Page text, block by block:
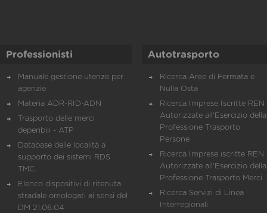
Professionisti
Manuale gestione utenze per
agenzie
Materia ADR-RID-ADN
Trasporto delle merci
deperibili - ATP
Database delle località a
supporto dei sistemi RDS
TMC
Elenco dispositivi di ritenuta
stradale omologati ai sensi del
DM 21.06.04
Autotrasporto
Ricerca Aree di Fermata e
Nulla Osta
Ricerca Imprese Iscritte REN
Autorizzate all'Esercizio della
Professione Trasporto
Persone
Ricerca Imprese iscritte REN
Autorizzate all'Esercizio della
Professione Trasporto Merci
Ricerca Servizi di Linea
Interregionali